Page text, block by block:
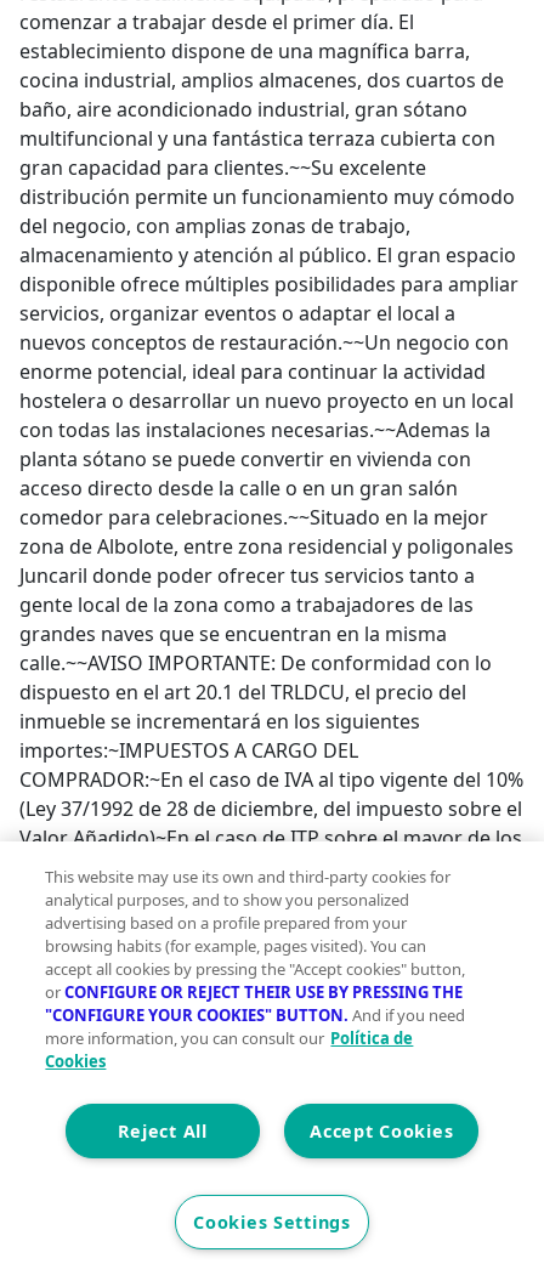
comenzar a trabajar desde el primer día. El
establecimiento dispone de una magnífica barra,
cocina industrial, amplios almacenes, dos cuartos de
baño, aire acondicionado industrial, gran sótano
multifuncional y una fantástica terraza cubierta con
gran capacidad para clientes.~~Su excelente
distribución permite un funcionamiento muy cómodo
del negocio, con amplias zonas de trabajo,
almacenamiento y atención al público. El gran espacio
disponible ofrece múltiples posibilidades para ampliar
servicios, organizar eventos o adaptar el local a
nuevos conceptos de restauración.~~Un negocio con
enorme potencial, ideal para continuar la actividad
hostelera o desarrollar un nuevo proyecto en un local
con todas las instalaciones necesarias.~~Ademas la
planta sótano se puede convertir en vivienda con
acceso directo desde la calle o en un gran salón
comedor para celebraciones.~~Situado en la mejor
zona de Albolote, entre zona residencial y poligonales
Juncaril donde poder ofrecer tus servicios tanto a
gente local de la zona como a trabajadores de las
grandes naves que se encuentran en la misma
calle.~~AVISO IMPORTANTE: De conformidad con lo
dispuesto en el art 20.1 del TRLDCU, el precio del
inmueble se incrementará en los siguientes
importes:~IMPUESTOS A CARGO DEL
COMPRADOR:~En el caso de IVA al tipo vigente del 10%
(Ley 37/1992 de 28 de diciembre, del impuesto sobre el
Valor Añadido)~En el caso de ITP sobre el mayor de los
valores entre el precio de venta o el de referencia
catastral oscilando entre el 7% y el 2% en función de
las condiciones del comprador, todo ello de acuerdo
con (Real Decreto Legislativo 1/1993, de 24 de
septiembre, por el que se aprueba el Texto refundido
la Ley del Impuesto sobre Transmisiones
Patrimoniales y Actos Jurídicos
Documentados)~NOTARIA Y REGISTRO: Son gastos
sometidos a arancel, si bien su coste estimado puede
oscilar para la notaría en un precio de entre 600€ o
300€ y en el caso del registro en un precio de entre
noviembre, por el que se aprueba el Arancel de los
Notarios y Real Decreto 1427/1989 de 17 de
This website may use its own and third-party cookies for
analytical purposes, and to show you personalized
advertising based on a profile prepared from your
browsing habits (for example, pages visited). You can
accept all cookies by pressing the "Accept cookies" button,
orCONFIGURE OR REJECT THEIR USE BY PRESSING THE
"CONFIGURE YOUR COOKIES" BUTTON. And if you need
more information, you can consult our Política de
Cookies
Accept Cookies
Reject All
Cookies Settings